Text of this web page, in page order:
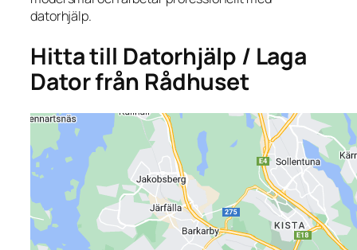
datorhjälp.
Hitta till Datorhjälp / Laga
Dator från Rådhuset